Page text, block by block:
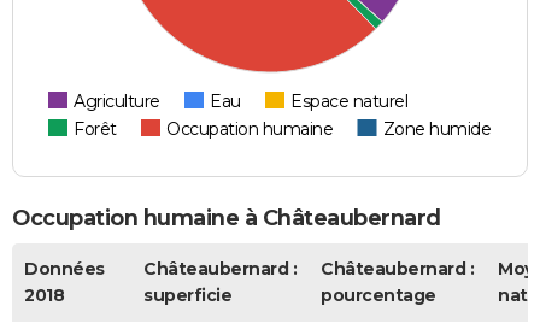
Agriculture Eau
Espace naturel
Forêt
Occupation humaine Zone humide
Occupation humaine à Châteaubernard
Données
2018
Châteaubernard :
superficie
Châteaubernard :
pourcentage